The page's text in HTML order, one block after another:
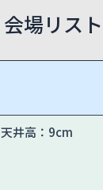
会場リスト
天井高：9cm